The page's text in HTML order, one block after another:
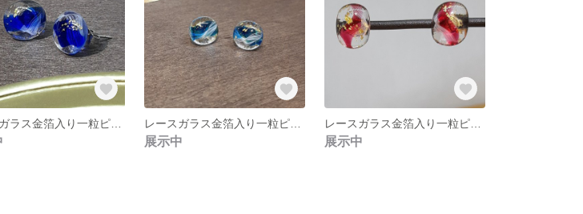
レースガラス金箔入り一粒ピアス セルリアンブルー
展示中 展示中